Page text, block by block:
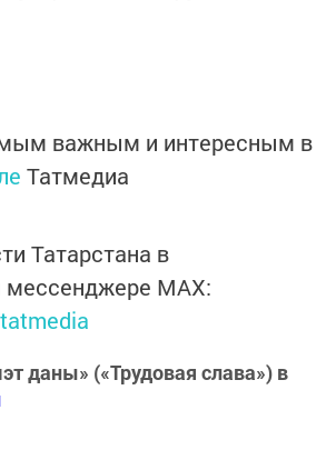
важным и интересным в
Татмедиа
Татарстана в
мессенджере MАХ:
даны» («Трудовая слава») в